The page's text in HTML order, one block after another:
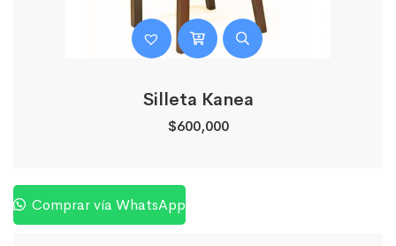
Silleta Kanea
$600,000
Comprar vía WhatsApp